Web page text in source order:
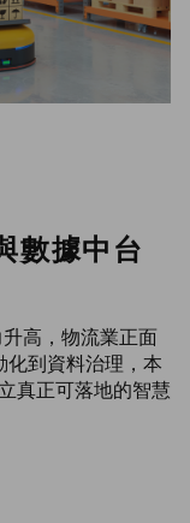
數據中台
高，物流業正面
到資料治理，本
真正可落地的智慧